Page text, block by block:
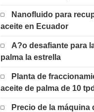
Nanofluido para
aceite en Ecuador
A?o desafiante para
palma la estrella
Planta de
aceite de palma de 10 tpd
Precio de la máquina